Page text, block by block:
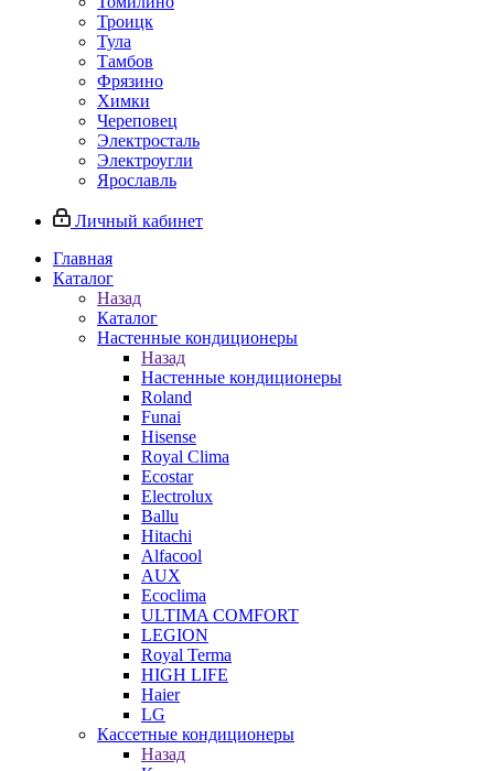
Троицк
Тула
Тамбов
Фрязино
Химки
Череповец
Электросталь
Электроугли
Ярославль
Личный кабинет
Главная
Каталог
Назад
Каталог
Настенные кондиционеры
Назад
Настенные кондиционеры
Roland
Funai
Hisense
Royal Clima
Ecostar
Electrolux
Ballu
Hitachi
Alfacool
AUX
Ecoclima
ULTIMA COMFORT
LEGION
Royal Terma
HIGH LIFE
Haier
LG
Кассетные кондиционеры
Назад